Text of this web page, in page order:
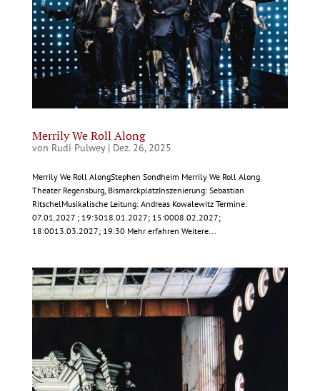
Merrily We Roll Along
von Rudi Pulwey| Dez. 26, 2025
Merrily We Roll AlongStephen Sondheim Merrily We Roll Along
Theater Regensburg, BismarckplatzInszenierung: Sebastian
RitschelMusikalische Leitung: Andreas Kowalewitz Termine:
07.01.2027 ; 19:3018.01.2027; 15:0008.02.2027;
18:0013.03.2027; 19:30 Mehr erfahren Weitere...